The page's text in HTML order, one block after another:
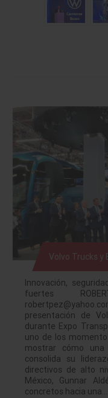
Volvo Trucks y
Innovación,
fuertes
presentación de
durante Expo
uno de los
mostrar cómo
consolida su
directivos de alto
México, Gunnar
concretos hacia una…